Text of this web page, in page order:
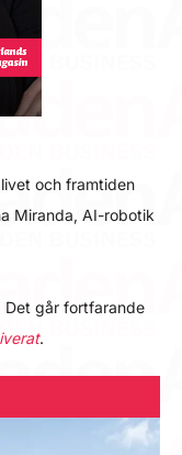
och framtiden
Miranda, AI-robotik
går fortfarande
.